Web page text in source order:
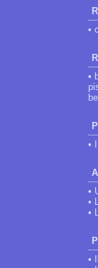
•
•
•
•
•
•
•